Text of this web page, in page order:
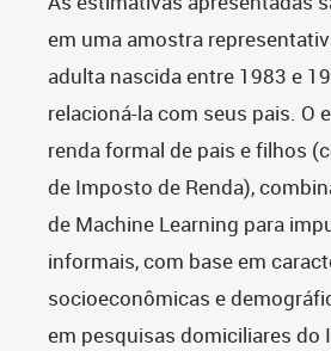
em uma amostra
adulta nascida entre 1983 e
relacioná-la com seus pais. O
renda formal de pais e filhos
de Imposto de Renda),
de Machine Learning para
informais, com base em
socioeconômicas e
em pesquisas domiciliares do